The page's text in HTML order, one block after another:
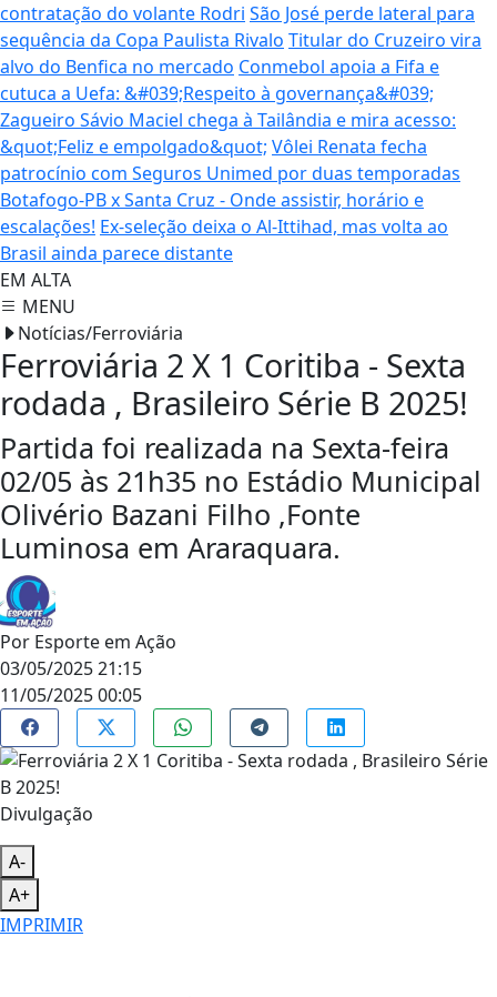
contratação do volante Rodri São José perde lateral para
sequência da Copa Paulista Rivalo Titular do Cruzeiro vira
alvo do Benfica no mercado Conmebol apoia a Fifa e
cutuca a Uefa: &#039;Respeito à governança&#039;
Zagueiro Sávio Maciel chega à Tailândia e mira acesso:
&quot;Feliz e empolgado&quot; Vôlei Renata fecha
patrocínio com Seguros Unimed por duas temporadas
Botafogo-PB x Santa Cruz - Onde assistir, horário e
escalações! Ex-seleção deixa o Al-Ittihad, mas volta ao
Brasil ainda parece distante
EM ALTA
MENU
Notícias/Ferroviária
Ferroviária 2 X 1 Coritiba - Sexta
rodada , Brasileiro Série B 2025!
Partida foi realizada na Sexta-feira
02/05 às 21h35 no Estádio Municipal
Olivério Bazani Filho ,Fonte
Luminosa em Araraquara.
Por Esporte em Ação
03/05/2025 21:15
11/05/2025 00:05
Divulgação
A-
A+
IMPRIMIR